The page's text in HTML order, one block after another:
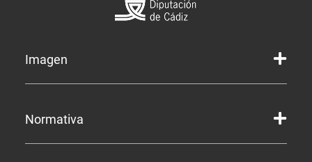
Imagen
Normativa